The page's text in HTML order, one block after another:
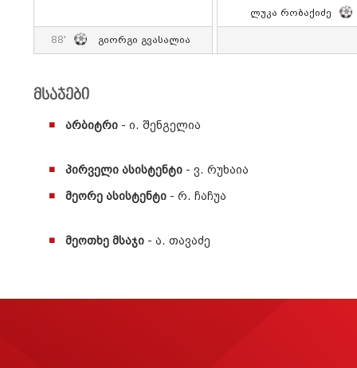
Ლუკა Რობაქიძე
88' Გიორგი Გვასალია
მსაჯები
არბიტრი - ი. შენგელია
პირველი ასისტენტი - ვ. რუხაია
მეორე ასისტენტი - რ. ჩაჩუა
მეოთხე მსაჯი - ა. თავაძე